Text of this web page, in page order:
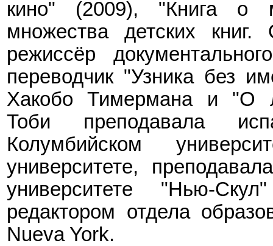
кино" (2009), "Книга о
множества детских
режиссёр
переводчик "Узника без
Хакобо Тимермана и "О
Тоби преподавала
Колумбийском
университете,
университете "Нью-
редактором отдела
Nueva York.